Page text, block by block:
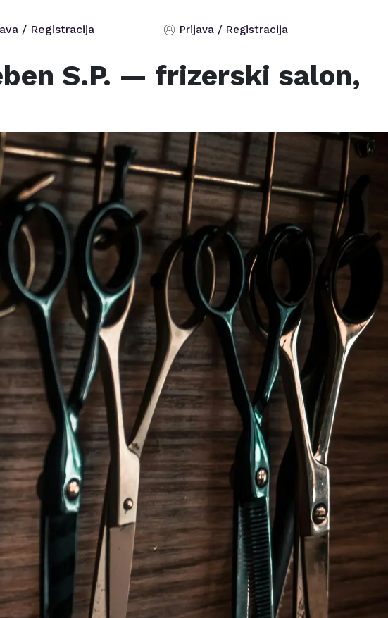
/ Registracija Prijava / Registracija
S.P. — frizerski salon,